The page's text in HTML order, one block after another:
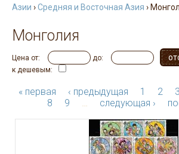
Азии ›Средняя и Восточная Азия ›
Монголия
Цена от: до:
к дешевым:
« первая ‹ предыдущая 1 2 3
8
9 … следующая ›